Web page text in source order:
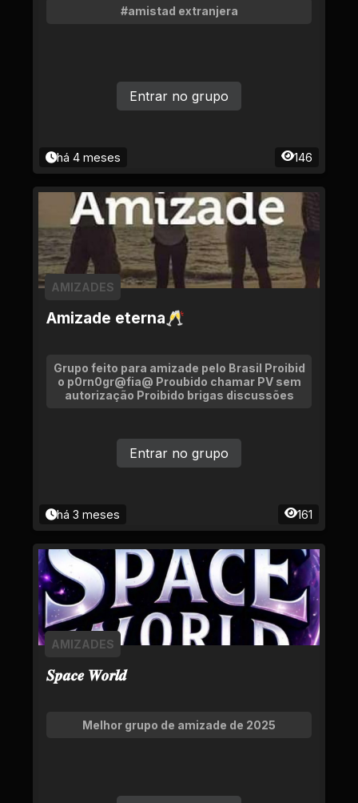
#amistad extranjera
há 4 meses 146
Entrar no grupo
Amizade eterna🥂
AMIZADES
Grupo feito para amizade pelo Brasil Proibid
o p0rn0gr@fia@ Proubido chamar PV sem
autorização Proibido brigas discussões
há 3 meses 161
Entrar no grupo
𝑺𝒑𝒂𝒄𝒆 𝑾𝒐𝒓𝒍𝒅
AMIZADES
Melhor grupo de amizade de 2025